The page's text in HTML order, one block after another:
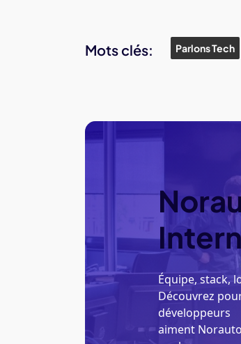
Mots clés: Parlons Tech
Équipe, stack,
Découvrez
développeurs
aiment